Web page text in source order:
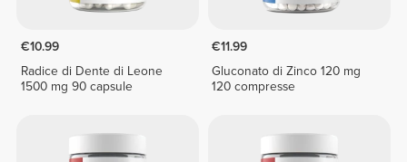
€10.99
Radice di Dente di Leone
1500 mg 90 capsule
€11.99
Gluconato di Zinco 120 mg
120 compresse